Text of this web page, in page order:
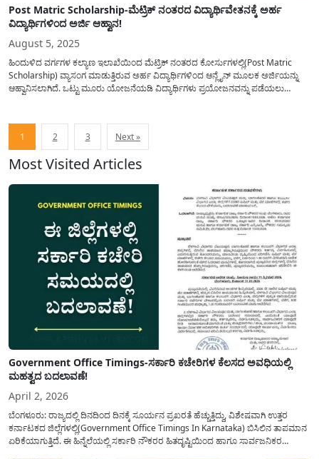
Post Matric Scholarship-ಮೆಟ್ರಿಕ್ ನಂತರದ ವಿದ್ಯಾರ್ಥಿವೇತನಕ್ಕೆ ಅರ್ಹ
ವಿದ್ಯಾರ್ಥಿಗಳಿಂದ ಅರ್ಜಿ ಆಹ್ವಾನ!
August 5, 2025
ಹಿಂದುಳಿದ ವರ್ಗಗಳ ಕಲ್ಯಾಣ ಇಲಾಖೆಯಿಂದ ಮೆಟ್ರಿಕ್ ನಂತರದ ಕೋರ್ಸುಗಳಲ್ಲಿ(Post Matric
Scholarship) ವ್ಯಾಸಂಗ ಮಾಡುತ್ತಿರುವ ಅರ್ಹ ವಿದ್ಯಾರ್ಥಿಗಳಿಂದ ಆನ್ಲೈನ್ ಮೂಲಕ ಅರ್ಜಿಯನ್ನು
ಆಹ್ವಾನಿಸಲಾಗಿದೆ. ಒಟ್ಟು ಮೂರು ಯೋಜನೆಯಡಿ ವಿದ್ಯಾರ್ಥಿಗಳು ಪ್ರಯೋಜನವನ್ನು ಪಡೆಯಲು
ಓದಿ: Registered...
pagination
1 2 3 Next »
Most Visited Articles
Government Office Timings-ಸರ್ಕಾರಿ ಕಚೇರಿಗಳ ಕೆಲಸದ ಅವಧಿಯಲ್ಲಿ
ಮಹತ್ವದ ಬದಲಾವಣೆ!
April 2, 2026
ಬೆಂಗಳೂರು: ರಾಜ್ಯದಲ್ಲಿ ದಿನದಿಂದ ದಿನಕ್ಕೆ ಸೂರ್ಯನ ಪ್ರಖರತೆ ಹೆಚ್ಚುತ್ತಿದ್ದು, ವಿಶೇಷವಾಗಿ ಉತ್ತರ
ಕರ್ನಾಟಕದ ಜಿಲ್ಲೆಗಳಲ್ಲಿ(Government Office Timings In Karnataka) ಬಿಸಿಲಿನ ತಾಪಮಾನ
ಏರಿಕೆಯಾಗುತ್ತಿದೆ. ಈ ಹಿನ್ನೆಲೆಯಲ್ಲಿ ಸರ್ಕಾರಿ ನೌಕರರ ಹಿತದೃಷ್ಟಿಯಿಂದ ಹಾಗೂ ಸಾರ್ವಜನಿಕರ